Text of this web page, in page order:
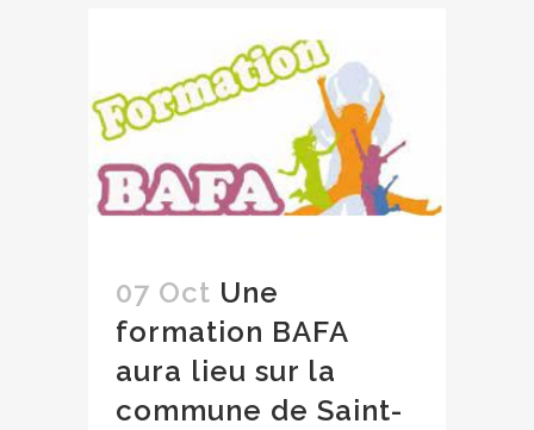
07 Oct Une
formation BAFA
aura lieu sur la
commune de Saint-